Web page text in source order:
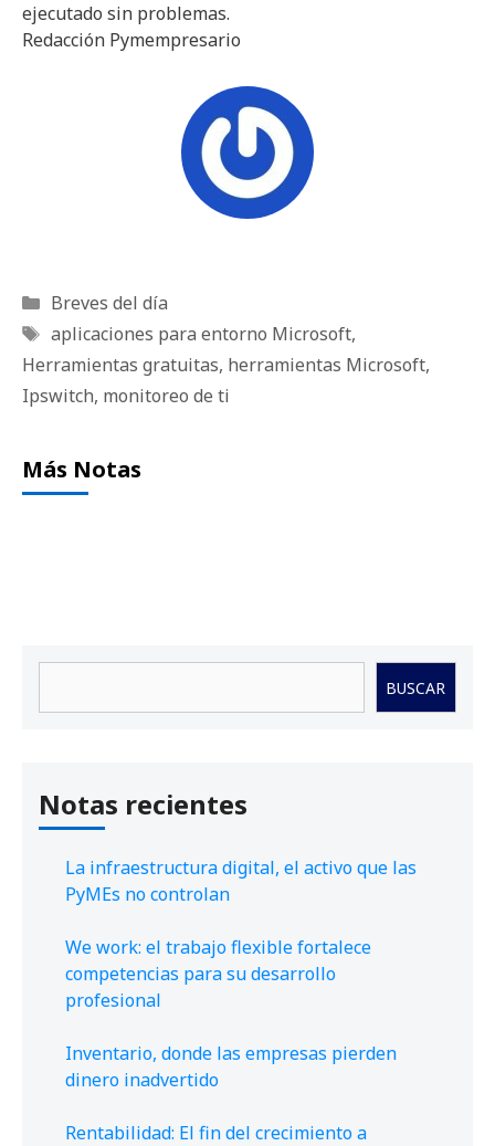
ejecutado sin problemas.
Redacción Pymempresario
Categorías
Breves del día
Etiquetas
aplicaciones para entorno Microsoft,
Herramientas gratuitas, herramientas Microsoft,
Ipswitch, monitoreo de ti
Más Notas
BUSCAR
Notas recientes
La infraestructura digital, el activo que las
PyMEs no controlan
We work: el trabajo flexible fortalece
competencias para su desarrollo
profesional
Inventario, donde las empresas pierden
dinero inadvertido
Rentabilidad: El fin del crecimiento a